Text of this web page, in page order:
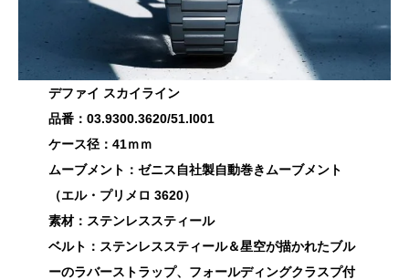
デファイ スカイライン
品番：03.9300.3620/51.I001
ケース径：41ｍｍ
ムーブメント：ゼニス自社製自動巻きムーブメント
（エル・プリメロ 3620）
素材：ステンレススティール
ベルト：ステンレススティール＆星空が描かれたブル
ーのラバーストラップ、フォールディングクラスプ付